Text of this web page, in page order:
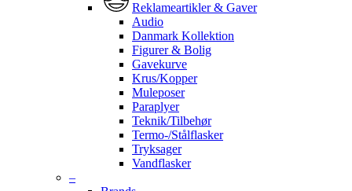
Reklameartikler & Gaver
Audio
Danmark Kollektion
Figurer & Bolig
Gavekurve
Krus/Kopper
Muleposer
Paraplyer
Teknik/Tilbehør
Termo-/Stålflasker
Tryksager
Vandflasker
–